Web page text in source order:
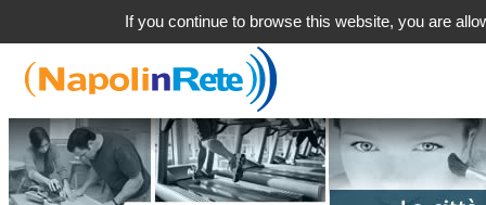
If you continue to browse this website, you are